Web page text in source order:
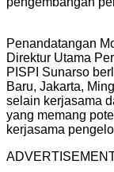
Penandatangan
Direktur Utama
PISPI Sunarso
Baru, Jakarta,
selain kerjasama
yang memang
kerjasama